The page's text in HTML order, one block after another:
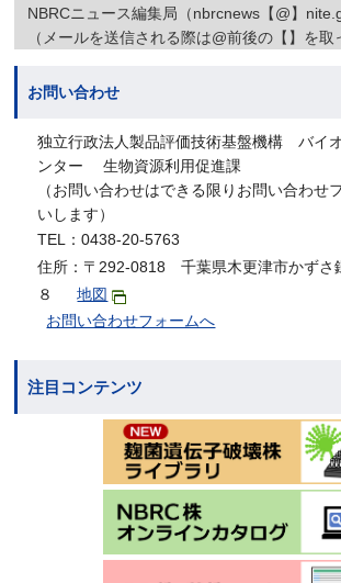
NBRCニュース編集局（nbrcnews【@】
（メールを送信される際は@前後の【】を取
お問い合わせ
独立行政法人製品評価技術基盤機構 バイ
ンター 生物資源利用促進課
（お問い合わせはできる限りお問い合わせ
いします）
TEL：0438-20-5763
住所：〒292-0818 千葉県木更津市かずさ
８
地図
お問い合わせフォームへ
注目コンテンツ